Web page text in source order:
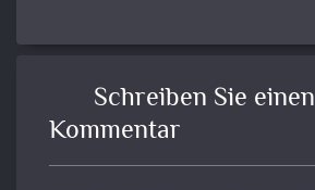
Schreiben Sie einen
Kommentar